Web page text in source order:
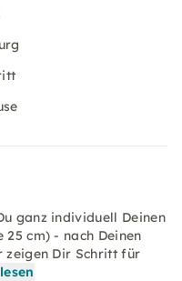
ganz individuell Deinen
cm) - nach Deinen
zeigen Dir Schritt für